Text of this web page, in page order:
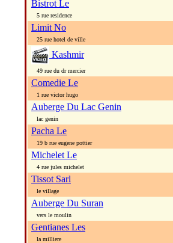
Bistrot Le
5 rue residence
Limit No
25 rue hotel de ville
Kashmir
49 rue du dr mercier
Comedie Le
1 rue victor hugo
Auberge Du Lac Genin
lac genin
Pacha Le
19 b rue eugene pottier
Michelet Le
4 rue jules michelet
Tissot Sarl
le village
Auberge Du Suran
vers le moulin
Gentianes Les
la milliere